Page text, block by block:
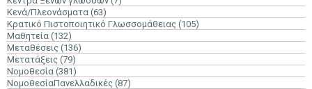
Κενά/Πλεονάσματα (63)
Κρατικό Πιστοποιητικό Γλωσσομάθειας (105)
Μαθητεία (132)
Μεταθέσεις (136)
Μετατάξεις (79)
Νομοθεσία (381)
ΝομοθεσίαΠανελλαδικές (87)